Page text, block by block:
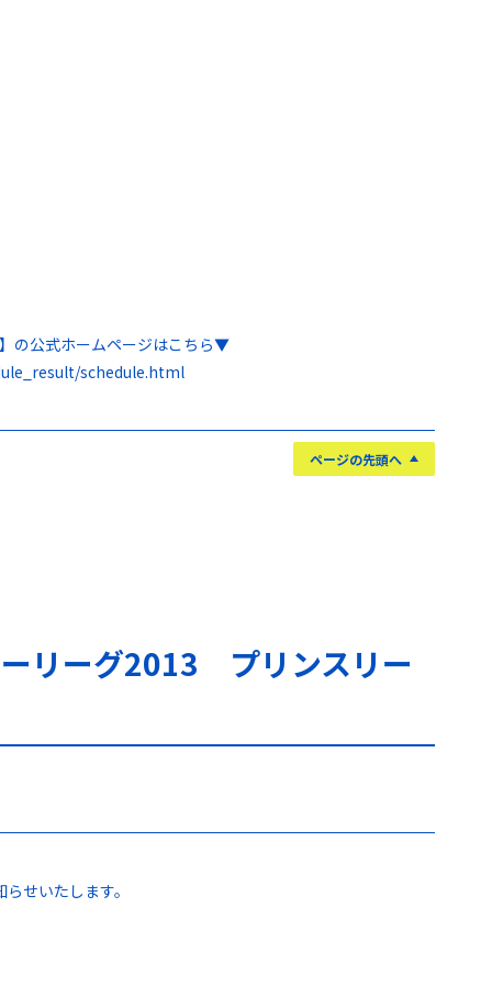
の公式ホームページはこちら▼
schedule.html
ページの先頭へ
リーグ2013 プリンスリー
せいたします。